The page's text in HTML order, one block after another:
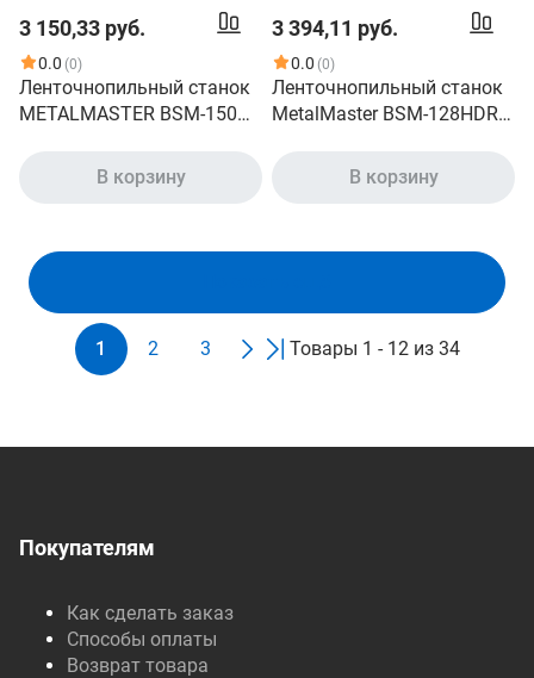
3 150,33 руб.
0.0 (0)
Ленточнопильный станок
METALMASTER BSM-150
В корзину
3 394,11 руб.
0.0 (0)
Ленточнопильный станок
MetalMaster BSM-128HDRC
В корзину
1 2 3 Товары 1 - 12 из 34
Покупателям
Как сделать заказ
Способы оплаты
Возврат товара